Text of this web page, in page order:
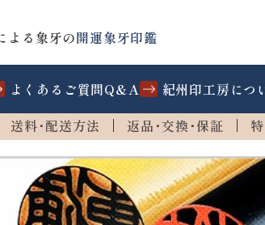
よる象牙の開運象牙印鑑
よくあるご質問Q&A
紀州印工房につ
送料･配送方法 返品･交換･保証